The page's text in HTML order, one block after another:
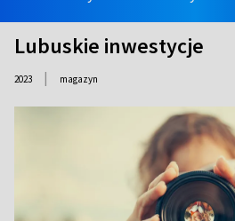
Lubuskie inwestycje
2023 | magazyn